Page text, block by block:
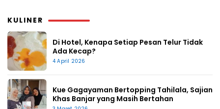
KULINER
Di Hotel, Kenapa Setiap Pesan Telur Tidak
Ada Kecap?
4 April 2026
Kue Gagayaman Bertopping Tahilala, Sajian
Khas Banjar yang Masih Bertahan